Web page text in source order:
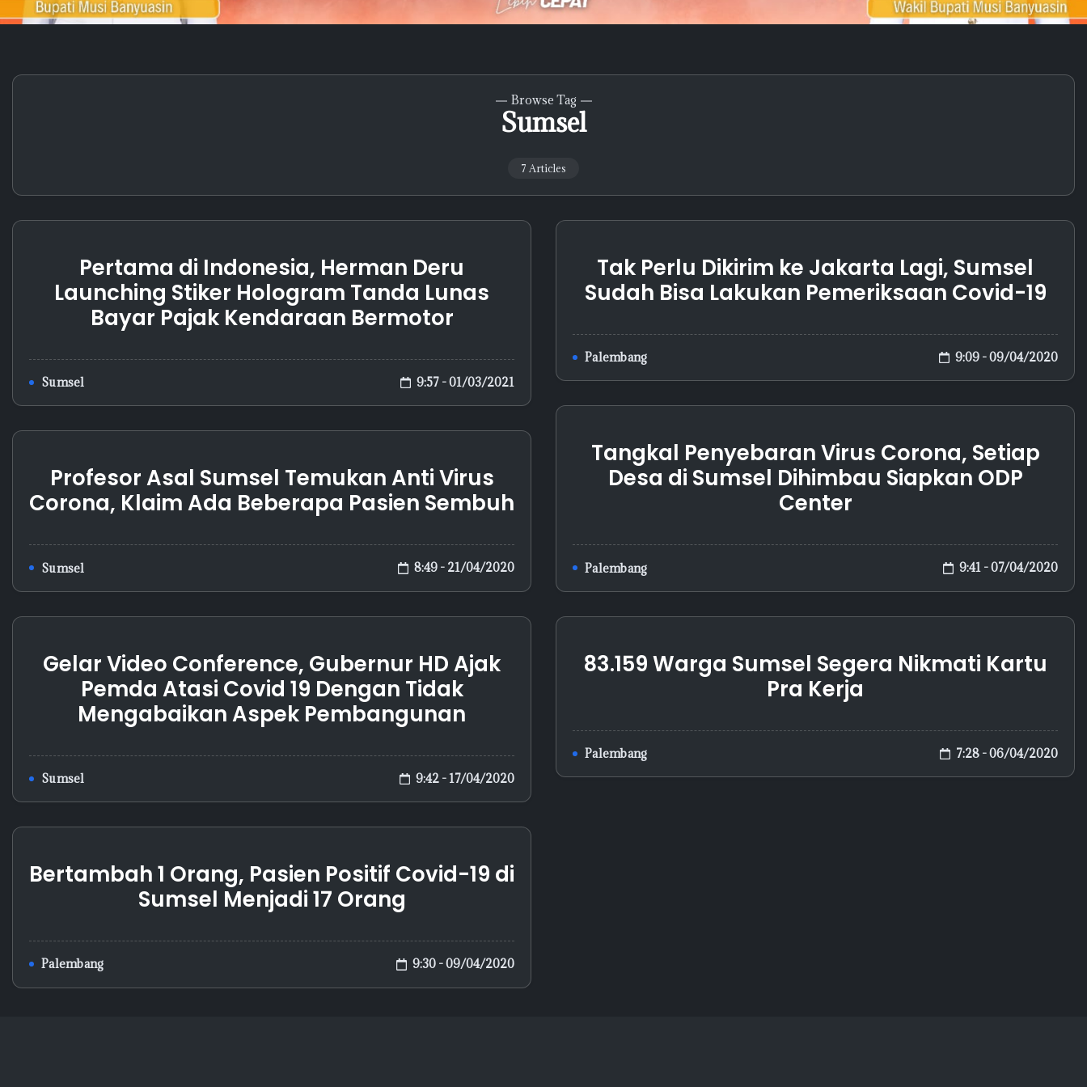
Browse Tag
Sumsel
7 Articles
Pertama di Indonesia, Herman Deru
Launching Stiker Hologram Tanda Lunas
Bayar Pajak Kendaraan Bermotor
Sumsel 9:57 - 01/03/2021
Profesor Asal Sumsel Temukan Anti Virus
Corona, Klaim Ada Beberapa Pasien Sembuh
Sumsel 8:49 - 21/04/2020
Gelar Video Conference, Gubernur HD Ajak
Pemda Atasi Covid 19 Dengan Tidak
Mengabaikan Aspek Pembangunan
Sumsel 9:42 - 17/04/2020
Bertambah 1 Orang, Pasien Positif Covid-19 di
Sumsel Menjadi 17 Orang
Palembang 9:30 - 09/04/2020
Tak Perlu Dikirim ke Jakarta Lagi, Sumsel
Sudah Bisa Lakukan Pemeriksaan Covid-19
Palembang 9:09 - 09/04/2020
Tangkal Penyebaran Virus Corona, Setiap
Desa di Sumsel Dihimbau Siapkan ODP
Center
Palembang 9:41 - 07/04/2020
83.159 Warga Sumsel Segera Nikmati Kartu
Pra Kerja
Palembang 7:28 - 06/04/2020